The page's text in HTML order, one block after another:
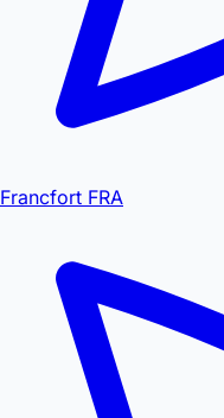
Francfort FRA